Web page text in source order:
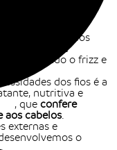
a água
como o
com os cabelos
de nutrir e
e reduzindo o frizz e
dos fios é a
nutritiva e
, queconfere
aos cabelos.
externas e
o